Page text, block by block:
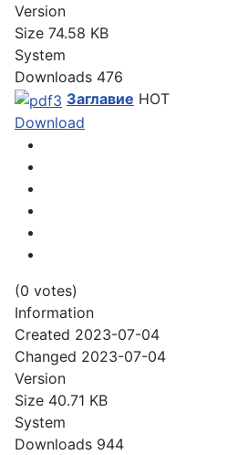
Version
Size 74.58 KB
System
Downloads 476
Заглавие HOT
Download
(0 votes)
Information
Created 2023-07-04
Changed 2023-07-04
Version
Size 40.71 KB
System
Downloads 944